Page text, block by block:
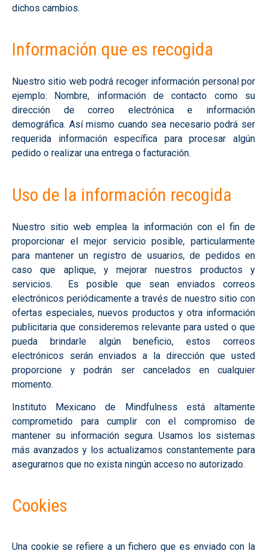
dichos cambios.
Información que es recogida
Nuestro sitio web podrá recoger información personal por
ejemplo: Nombre, información de contacto como su
dirección de correo electrónica e información
demográfica. Así mismo cuando sea necesario podrá ser
requerida información específica para procesar algún
pedido o realizar una entrega o facturación.
Uso de la información recogida
Nuestro sitio web emplea la información con el fin de
proporcionar el mejor servicio posible, particularmente
para mantener un registro de usuarios, de pedidos en
caso que aplique, y mejorar nuestros productos y
servicios. Es posible que sean enviados correos
electrónicos periódicamente a través de nuestro sitio con
ofertas especiales, nuevos productos y otra información
publicitaria que consideremos relevante para usted o que
pueda brindarle algún beneficio, estos correos
electrónicos serán enviados a la dirección que usted
proporcione y podrán ser cancelados en cualquier
momento.
Instituto Mexicano de Mindfulness está altamente
comprometido para cumplir con el compromiso de
mantener su información segura. Usamos los sistemas
más avanzados y los actualizamos constantemente para
asegurarnos que no exista ningún acceso no autorizado.
Cookies
Una cookie se refiere a un fichero que es enviado con la